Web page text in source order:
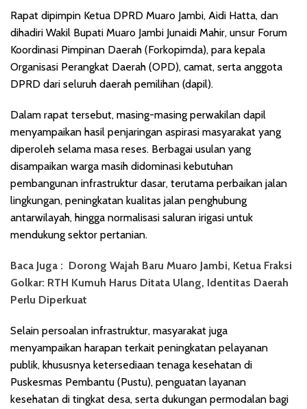
Rapat dipimpin Ketua DPRD Muaro Jambi, Aidi Hatta, dan
dihadiri Wakil Bupati Muaro Jambi Junaidi Mahir, unsur Forum
Koordinasi Pimpinan Daerah (Forkopimda), para kepala
Organisasi Perangkat Daerah (OPD), camat, serta anggota
DPRD dari seluruh daerah pemilihan (dapil).
Dalam rapat tersebut, masing-masing perwakilan dapil
menyampaikan hasil penjaringan aspirasi masyarakat yang
diperoleh selama masa reses. Berbagai usulan yang
disampaikan warga masih didominasi kebutuhan
pembangunan infrastruktur dasar, terutama perbaikan jalan
lingkungan, peningkatan kualitas jalan penghubung
antarwilayah, hingga normalisasi saluran irigasi untuk
mendukung sektor pertanian.
Baca Juga : Dorong Wajah Baru Muaro Jambi, Ketua Fraksi
Golkar: RTH Kumuh Harus Ditata Ulang, Identitas Daerah
Perlu Diperkuat
Selain persoalan infrastruktur, masyarakat juga
menyampaikan harapan terkait peningkatan pelayanan
publik, khususnya ketersediaan tenaga kesehatan di
Puskesmas Pembantu (Pustu), penguatan layanan
kesehatan di tingkat desa, serta dukungan permodalan bagi